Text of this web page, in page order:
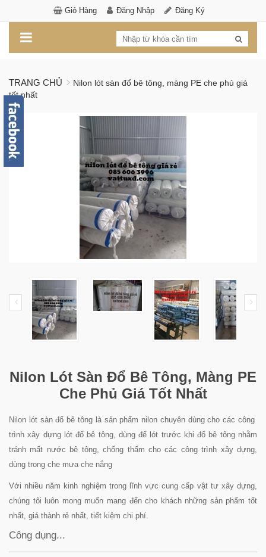
Giỏ Hàng Đăng Nhập Đăng Ký
TRANG CHỦ
Nilon lót sàn đổ bê tông, màng PE che phủ giá
tốt nhất
Nilon Lót Sàn Đổ Bê Tông, Màng PE
Che Phủ Giá Tốt Nhất
Nilon lót sàn đổ bê tông là sản phẩm nilon chuyên dùng cho các công
trình xây dựng lót đổ bê tông, dùng để lót trước khi đổ bê tông nhằm
tránh mất nước bê tông, chống thấm cho các công trình xây dựng,
dùng trong che mưa che nắng
Với nhiều năm kinh nghiệm trong lĩnh vực cung cấp vật tư xây dựng,
chúng tôi luôn mong muốn mang đến cho khách những sản phẩm tốt
nhất, giá thành rẻ nhất, tiết kiệm chi phí.
Công dụng...